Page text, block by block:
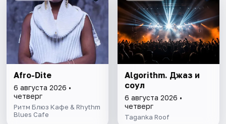
Afro-Dite
6 августа 2026 •
четверг
Ритм Блюз Кафе & Rhythm
Blues Cafe
Algorithm. Джаз и
соул
6 августа 2026 •
четверг
Taganka Roof